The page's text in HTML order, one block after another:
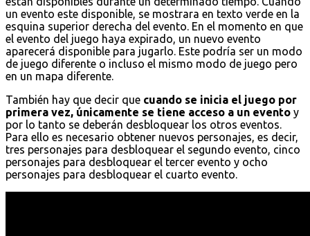
un evento este disponible, se mostrara en texto verde en la
esquina superior derecha del evento. En el momento en que
el evento del juego haya expirado, un nuevo evento
aparecerá disponible para jugarlo. Este podría ser un modo
de juego diferente o incluso el mismo modo de juego pero
en un mapa diferente.
También hay que decir que cuando se inicia el juego por
primera vez, únicamente se tiene acceso a un evento y
por lo tanto se deberán desbloquear los otros eventos.
Para ello es necesario obtener nuevos personajes, es decir,
tres personajes para desbloquear el segundo evento, cinco
personajes para desbloquear el tercer evento y ocho
personajes para desbloquear el cuarto evento.